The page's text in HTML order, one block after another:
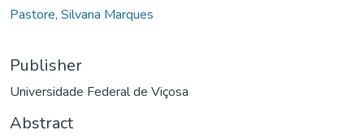
Pastore, Silvana Marques
Publisher
Universidade Federal de Viçosa
Abstract